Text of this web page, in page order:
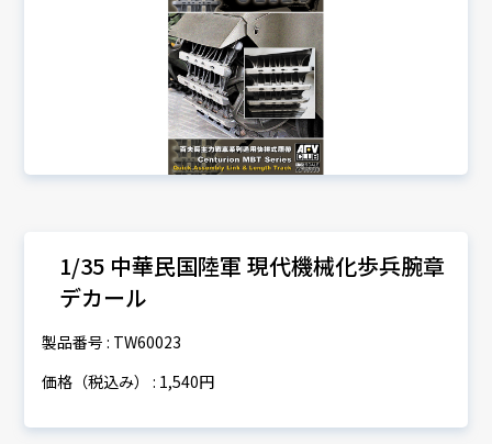
1/35 中華民国陸軍 現代機械化歩兵腕章
デカール
製品番号 : TW60023
価格（税込み） : 1,540円